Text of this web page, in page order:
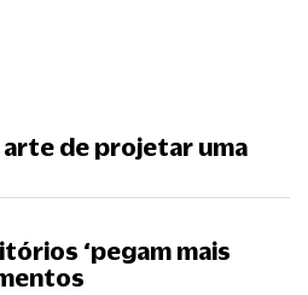
arte de projetar uma
‘pegam mais